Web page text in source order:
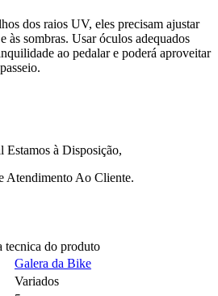
dos raios UV, eles precisam ajustar
às sombras. Usar óculos adequados
ao pedalar e poderá aproveitar
à Disposição,
Atendimento Ao Cliente.
tecnica do produto
Galera da Bike
Variados